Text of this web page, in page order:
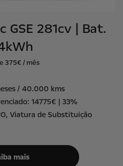
GSE 281cv | Bat.
375€ / mês
/ 40.000 kms
14775€ | 33%
Viatura de Substituição
mais